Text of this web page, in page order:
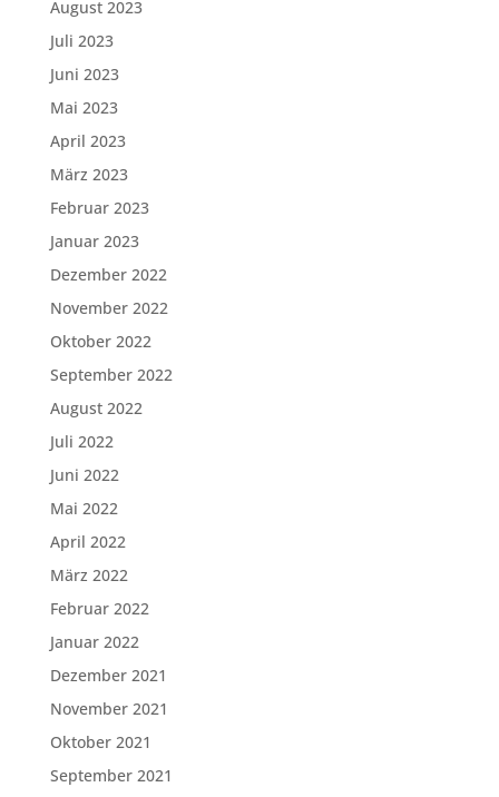
August 2023
Juli 2023
Juni 2023
Mai 2023
April 2023
März 2023
Februar 2023
Januar 2023
Dezember 2022
November 2022
Oktober 2022
September 2022
August 2022
Juli 2022
Juni 2022
Mai 2022
April 2022
März 2022
Februar 2022
Januar 2022
Dezember 2021
November 2021
Oktober 2021
September 2021